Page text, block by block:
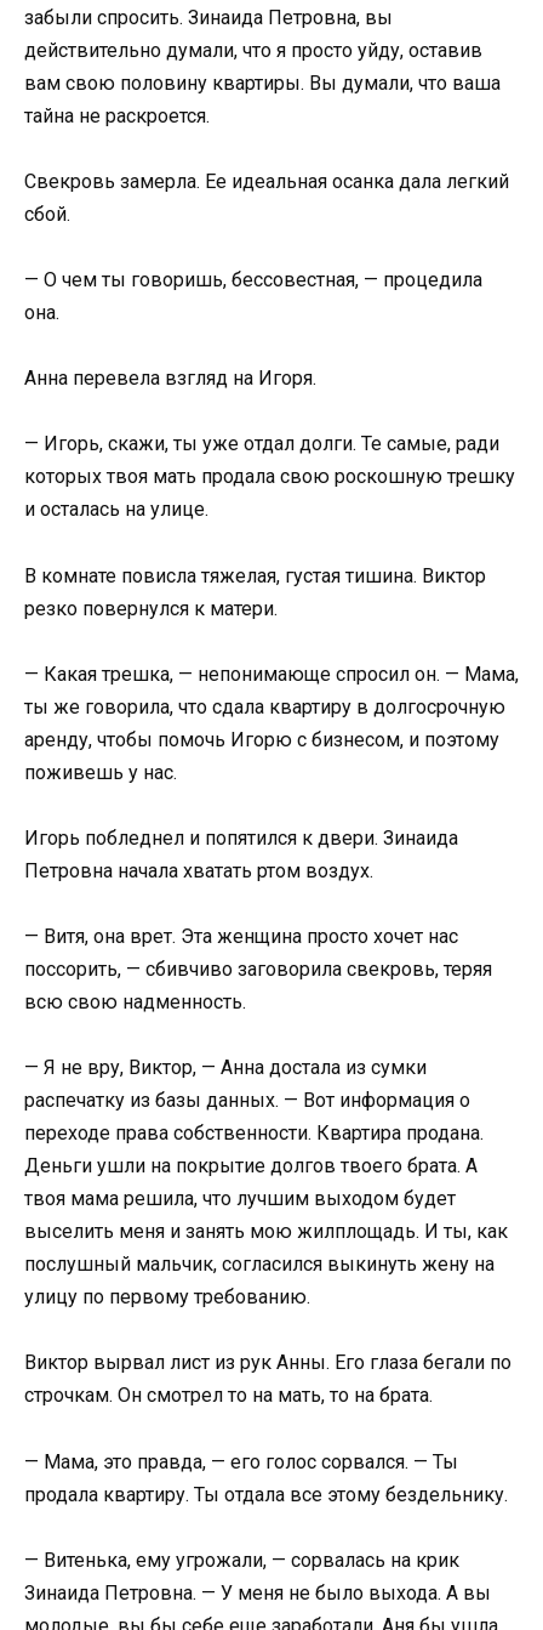
забыли спросить. Зинаида Петровна, вы
действительно думали, что я просто уйду, оставив
вам свою половину квартиры. Вы думали, что ваша
тайна не раскроется.
Свекровь замерла. Ее идеальная осанка дала легкий
сбой.
— О чем ты говоришь, бессовестная, — процедила
она.
Анна перевела взгляд на Игоря.
— Игорь, скажи, ты уже отдал долги. Те самые, ради
которых твоя мать продала свою роскошную трешку
и осталась на улице.
В комнате повисла тяжелая, густая тишина. Виктор
резко повернулся к матери.
— Какая трешка, — непонимающе спросил он. — Мама,
ты же говорила, что сдала квартиру в долгосрочную
аренду, чтобы помочь Игорю с бизнесом, и поэтому
поживешь у нас.
Игорь побледнел и попятился к двери. Зинаида
Петровна начала хватать ртом воздух.
— Витя, она врет. Эта женщина просто хочет нас
поссорить, — сбивчиво заговорила свекровь, теряя
всю свою надменность.
— Я не вру, Виктор, — Анна достала из сумки
распечатку из базы данных. — Вот информация о
переходе права собственности. Квартира продана.
Деньги ушли на покрытие долгов твоего брата. А
твоя мама решила, что лучшим выходом будет
выселить меня и занять мою жилплощадь. И ты, как
послушный мальчик, согласился выкинуть жену на
улицу по первому требованию.
Виктор вырвал лист из рук Анны. Его глаза бегали по
строчкам. Он смотрел то на мать, то на брата.
— Мама, это правда, — его голос сорвался. — Ты
продала квартиру. Ты отдала все этому бездельнику.
— Витенька, ему угрожали, — сорвалась на крик
Зинаида Петровна. — У меня не было выхода. А вы